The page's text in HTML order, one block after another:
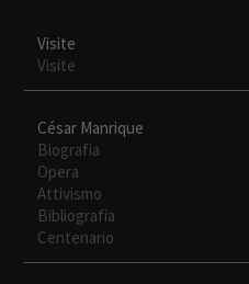
Visite
Visite
César Manrique
Biografia
Opera
Attivismo
Bibliografia
Centenario